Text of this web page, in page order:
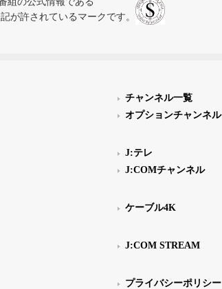
が許されているマークです。
チャンネル一覧
オプションチャンネル
J:テレ
J:COMチャンネル
ケーブル4K
J:COM STREAM
プライバシーポリシー